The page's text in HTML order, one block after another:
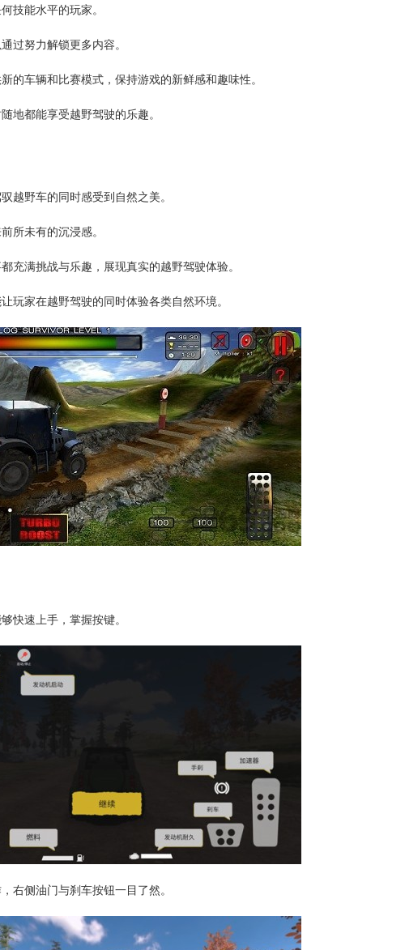
技能水平的玩家。
过努力解锁更多内容。
的车辆和比赛模式，保持游戏的新鲜感和趣味性。
地都能享受越野驾驶的乐趣。
越野车的同时感受到自然之美。
所未有的沉浸感。
充满挑战与乐趣，展现真实的越野驾驶体验。
玩家在越野驾驶的同时体验各类自然环境。
快速上手，掌握按键。
右侧油门与刹车按钮一目了然。